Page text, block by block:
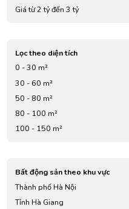
Giá từ 2 tỷ đến 3 tỷ
Lọc theo diện tích
0 - 30 m²
30 - 60 m²
50 - 80 m²
80 - 100 m²
100 - 150 m²
Bất động sản theo khu vực
Thành phố Hà Nội
Tỉnh Hà Giang